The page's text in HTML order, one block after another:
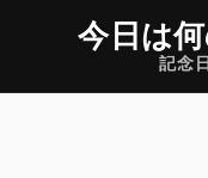
今日は
記念